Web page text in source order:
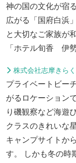
神の国の文化が宿
広がる「国府白浜
と大切なご家族が
「ホテル旬香 伊
株式会社志摩きら
プライベートビー
がるロケーション
り磯観察など海遊
クラスのきれいな
キャンプサイトか
す。 しかも冬の時